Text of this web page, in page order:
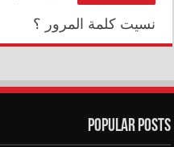
نسيت كلمة المرور ؟
Popular Posts